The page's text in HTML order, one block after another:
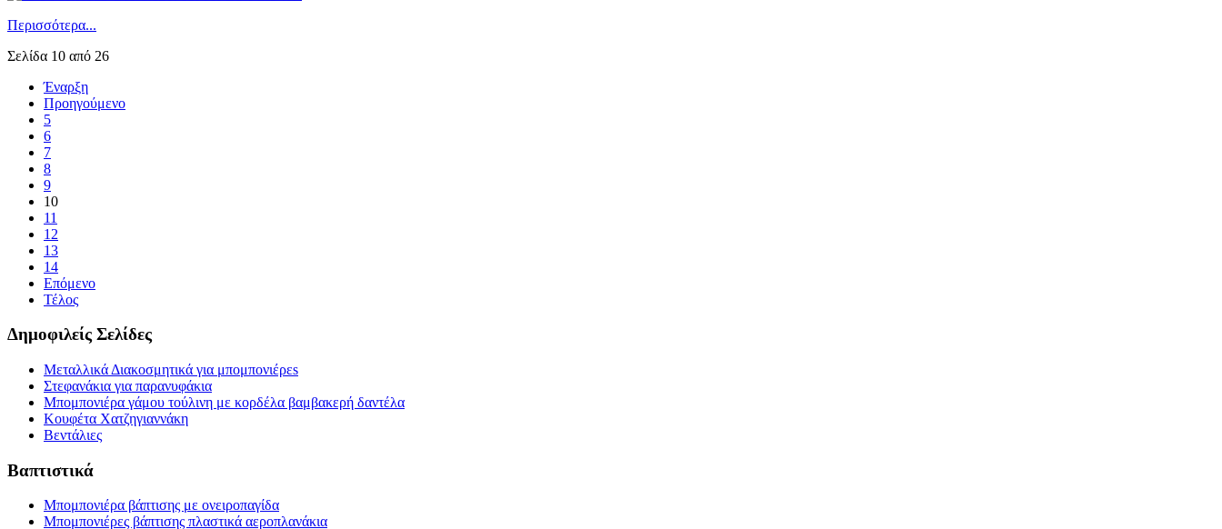
Περισσότερα...
Σελίδα 10 από 26
Έναρξη
Προηγούμενο
5
6
7
8
9
10
11
12
13
14
Επόμενο
Τέλος
Δημοφιλείς Σελίδες
Μεταλλικά Διακοσμητικά για μπομπονιέρεs
Στεφανάκια για παρανυφάκια
Μπομπονιέρα γάμου τούλινη με κορδέλα βαμβακερή δαντέλα
Κουφέτα Χατζηγιαννάκη
Βεντάλιες
Βαπτιστικά
Μπομπονιέρα βάπτισης με ονειροπαγίδα
Μπομπονιέρες βάπτισης πλαστικά αεροπλανάκια